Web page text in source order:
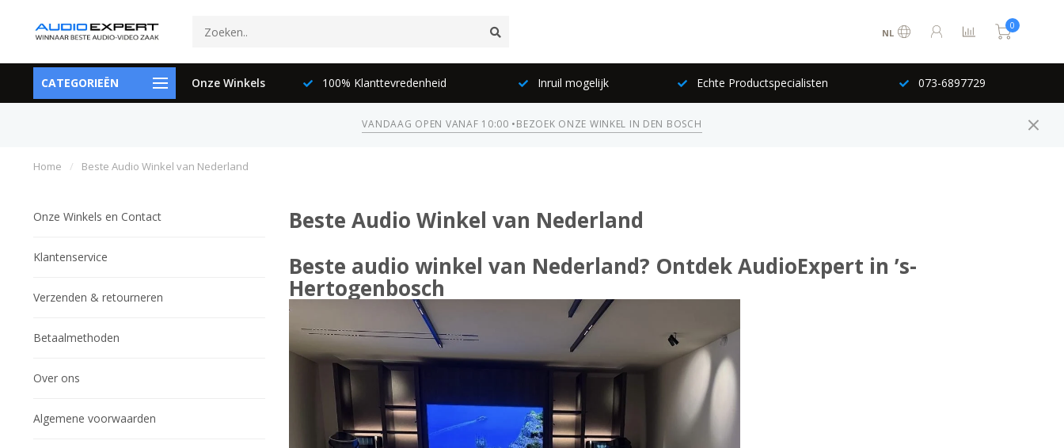
NL
0
CATEGORIEËN Onze Winkels
073-6897729 100% Klanttevredenheid Inruil mogelijk Echte Productspecialisten 073-6897729
VANDAAG OPEN VANAF 10:00 •BEZOEK ONZE WINKEL IN DEN BOSCH
Home / Beste Audio Winkel van Nederland
Onze Winkels en Contact
Klantenservice
Verzenden & retourneren
Betaalmethoden
Over ons
Algemene voorwaarden
Beste Audio Winkel van Nederland
Beste audio winkel van Nederland? Ontdek AudioExpert in ’s-
Hertogenbosch